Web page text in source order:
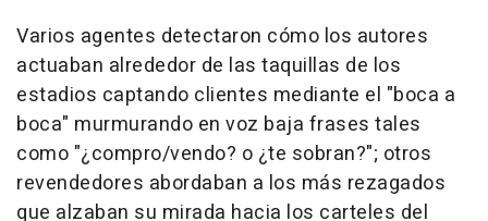
Varios agentes detectaron cómo los autores
actuaban alrededor de las taquillas de los
estadios captando clientes mediante el "boca a
boca" murmurando en voz baja frases tales
como "¿compro/vendo? o ¿te sobran?"; otros
revendedores abordaban a los más rezagados
que alzaban su mirada hacia los carteles del